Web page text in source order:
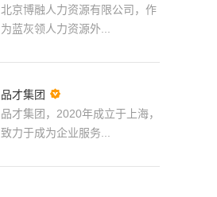
北京博融人力资源有限公司，作
为蓝灰领人力资源外...
品才集团 
品才集团，2020年成立于上海，
致力于成为企业服务...